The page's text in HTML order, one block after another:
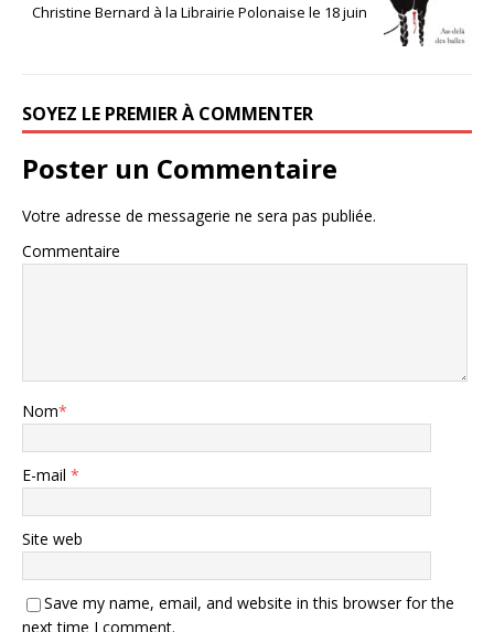
Christine Bernard à la Librairie Polonaise le 18 juin
SOYEZ LE PREMIER À COMMENTER
Poster un Commentaire
Votre adresse de messagerie ne sera pas publiée.
Commentaire
Nom*
E-mail *
Site web
Save my name, email, and website in this browser for the
next time I comment.